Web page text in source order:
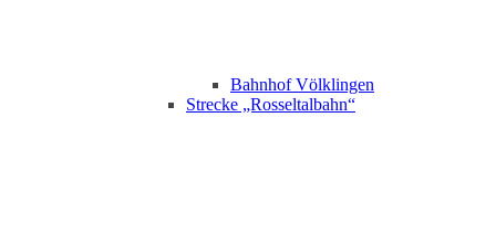
Bahnhof Völklingen
Strecke „Rosseltalbahn“